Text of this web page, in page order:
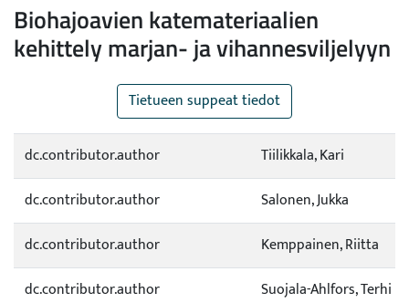
Biohajoavien katemateriaalien
kehittely marjan- ja vihannesviljelyyn
Tietueen suppeat tiedot
dc.contributor.author
Tiilikkala, Kari
dc.contributor.author
Salonen, Jukka
dc.contributor.author
Kemppainen, Riitta
dc.contributor.author
Suojala-Ahlfors, Terhi